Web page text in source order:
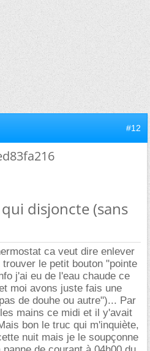
#12
disjoncte (sans
ca veut dire enlever
le petit bouton "pointe
j'ai eu de l'eau chaude ce
moi avons juste fais une
de douhe ou autre")... Par
mains ce midi et il y'avait
bon le truc qui m'inquiète,
nuit mais je le soupçonne